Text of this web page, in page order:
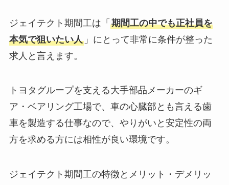
ジェイテクト期間工は「 期間工の中でも正社員を
本気で狙いたい人」にとって非常に条件が整った
求人と言えます。
トヨタグループを支える大手部品メーカーのギ
ア・ベアリング工場で、車の心臓部とも言える歯
車を製造する仕事なので、やりがいと安定性の両
方を求める方には相性が良い環境です。
ジェイテクト期間工の特徴とメリット・デメリッ